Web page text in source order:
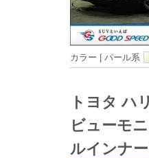
カラー | パール系
トヨタ ハ
ビューモ
ルインナ